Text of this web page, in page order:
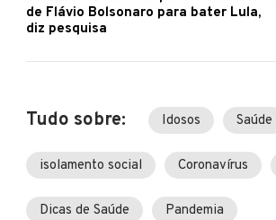
de Flávio Bolsonaro para bater Lula,
diz pesquisa
Tudo sobre: Idosos Saúde
isolamento social Coronavírus
Dicas de Saúde Pandemia